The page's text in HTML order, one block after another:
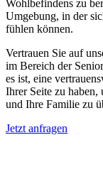
Wohlbefindens zu
Umgebung, in der
fühlen können.
Vertrauen Sie auf
im Bereich der
es ist, eine
Ihrer Seite zu
und Ihre Familie zu
Jetzt anfragen